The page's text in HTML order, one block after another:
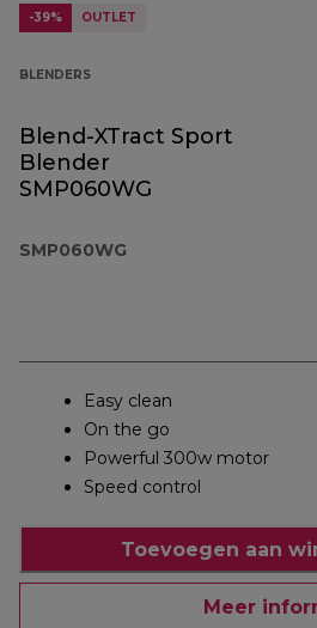
-39% OUTLET
BLENDERS
Blend-XTract Sport
Blender
SMP060WG
SMP060WG
Easy clean
On the go
Powerful 300w motor
Speed control
Toevoegen aan
Meer